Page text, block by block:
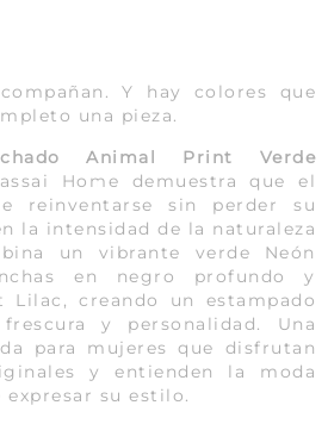
Y hay colores que
una pieza.
Animal Print Verde
Home demuestra que el
reinventarse sin perder su
la intensidad de la naturaleza
un vibrante verde Neón
en negro profundo y
Lilac, creando un estampado
y personalidad. Una
para mujeres que disfrutan
y entienden la moda
su estilo.